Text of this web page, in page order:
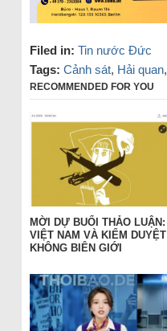
Filed in: Tin nước Đức
Tags: Cảnh sát, Hải quan,
RECOMMENDED FOR YOU
MỜI DỰ BUỔI THẢO LUẬN:
VIỆT NAM VÀ KIỂM DUYỆT
KHÔNG BIÊN GIỚI